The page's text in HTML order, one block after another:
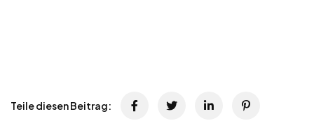
Teile diesen Beitrag: